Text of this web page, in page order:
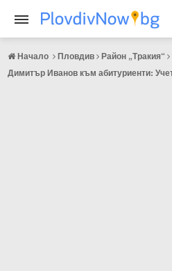
Начало Пловдив Район „Тракия“
Димитър Иванов към абитуриенти: